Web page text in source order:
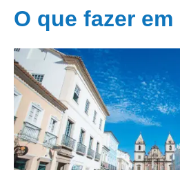
O que fazer